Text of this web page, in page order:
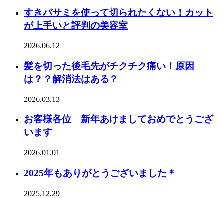
すきバサミを使って切られたくない！カット
が上手いと評判の美容室
2026.06.12
髪を切った後毛先がチクチク痛い！原因
は？？解消法はある？
2026.03.13
お客様各位 新年あけましておめでとうござ
います
2026.01.01
2025年もありがとうございました＊
2025.12.29